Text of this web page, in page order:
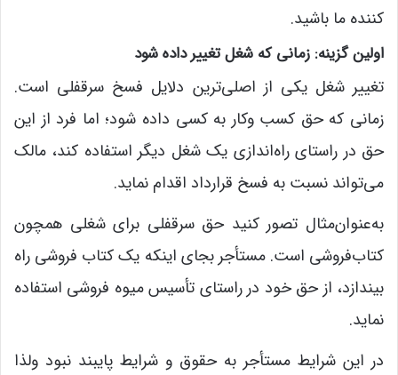
کننده ما باشید.
اولین گزینه: زمانی که شغل تغییر داده شود
تغییر شغل یکی از اصلی‌ترین دلایل فسخ سرقفلی است.
زمانی که حق کسب‌ وکار به کسی داده شود؛ اما فرد از این
حق در راستای راه‌اندازی یک شغل دیگر استفاده کند، مالک
می‌تواند نسبت به فسخ قرارداد اقدام نماید.
به‌عنوان‌مثال تصور کنید حق سرقفلی برای شغلی همچون
کتاب‌فروشی است. مستأجر بجای اینکه یک کتاب‌ فروشی راه
بیندازد، از حق خود در راستای تأسیس میوه‌ فروشی استفاده
نماید.
در این شرایط مستأجر به حقوق و شرایط پایبند نبود ولذا